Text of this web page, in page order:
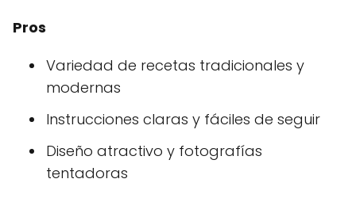
Pros
Variedad de recetas tradicionales y
modernas
Instrucciones claras y fáciles de seguir
Diseño atractivo y fotografías
tentadoras